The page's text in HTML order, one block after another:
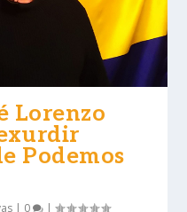
Lorenzo
Podemos
| 0 |